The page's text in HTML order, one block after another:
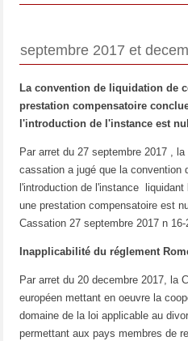
septembre 2017 et
La convention de liquidation de
prestation compensatoire
l'introduction de l'instance est
Par arret du 27 septembre 2017 ,
cassation a jugé que la convention
l'introduction de l'instance
une prestation compensatoire est
Cassation 27 septembre 2017 n
Inapplicabilité du réglement
Par arret du 20 decembre 2017, la
européen mettant en oeuvre la
domaine de la loi applicable au
permettant aux pays membres de